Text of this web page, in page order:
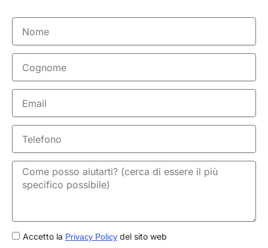
Nome
Cognome
Email
Telefono
GDPRAccetto la Privacy Policy del sito web